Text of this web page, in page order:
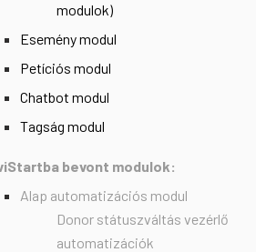
modulok)
Esemény modul
Petíciós modul
Chatbot modul
Tagság modul
bevont modulok:
Alap automatizációs modul
Donor státuszváltás vezérlő
automatizációk